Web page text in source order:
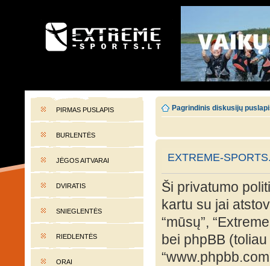
EXTREME-SPORTS.LT
PIRMAS PUSLAPIS
BURLENTĖS
JĖGOS AITVARAI
DVIRATIS
SNIEGLENTĖS
RIEDLENTĖS
ORAI
Pagrindinis diskusijų
EXTREME-
Ši privatumo
kartu su jai
“mūsų”,
bei phpBB (toliau